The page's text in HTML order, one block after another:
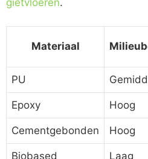
gietvloeren.
Materiaal
PU
Epoxy Hoog
Cementgebonden Hoog
Biobased Laag